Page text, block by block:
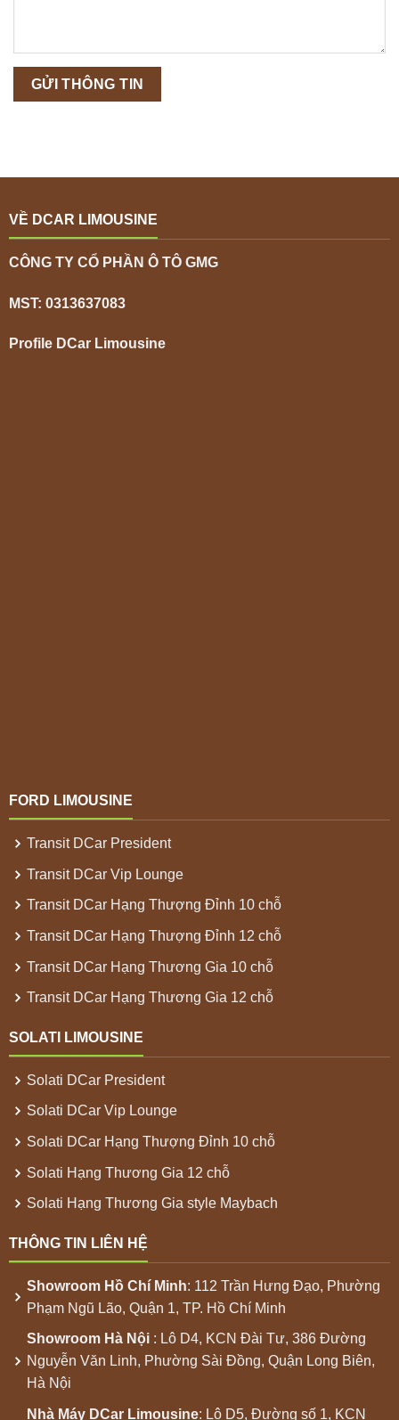
VỀ DCAR LIMOUSINE
CÔNG TY CỔ PHẦN Ô TÔ GMG
MST: 0313637083
Profile DCar Limousine
FORD LIMOUSINE
Transit DCar President
Transit DCar Vip Lounge
Transit DCar Hạng Thượng Đỉnh 10 chỗ
Transit DCar Hạng Thượng Đỉnh 12 chỗ
Transit DCar Hạng Thương Gia 10 chỗ
Transit DCar Hạng Thương Gia 12 chỗ
SOLATI LIMOUSINE
Solati DCar President
Solati DCar Vip Lounge
Solati DCar Hạng Thượng Đỉnh 10 chỗ
Solati Hạng Thương Gia 12 chỗ
Solati Hạng Thương Gia style Maybach
THÔNG TIN LIÊN HỆ
Showroom Hồ Chí Minh: 112 Trần Hưng Đạo, Phường
Phạm Ngũ Lão, Quận 1, TP. Hồ Chí Minh
Showroom Hà Nội: Lô D4, KCN Đài Tư, 386 Đường
Nguyễn Văn Linh, Phường Sài Đồng, Quận Long Biên,
Hà Nội
Nhà Máy DCar Limousine: Lô D5, Đường số 1, KCN